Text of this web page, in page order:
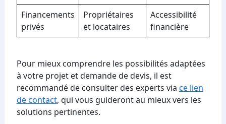
Financements
privés
Propriétaires
et locataires
Accessibilité
financière
Pour mieux comprendre les possibilités adaptées
à votre projet et demande de devis, il est
recommandé de consulter des experts via ce lien
de contact, qui vous guideront au mieux vers les
solutions pertinentes.